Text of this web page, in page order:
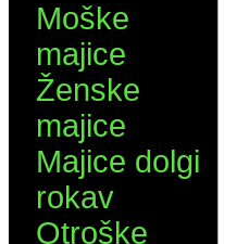
Moške
majice
Ženske
majice
Majice dolgi
rokav
Otroške